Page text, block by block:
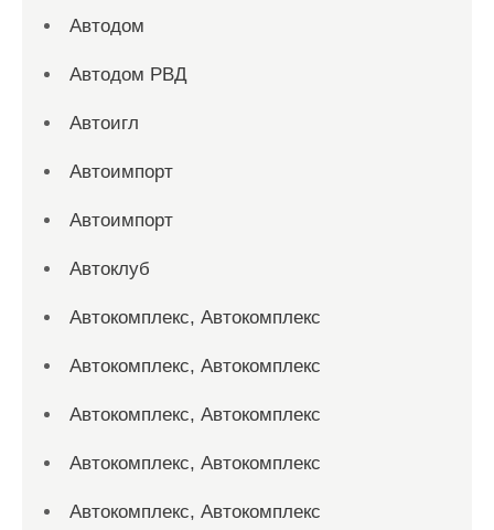
Автодом
Автодом РВД
Автоигл
Автоимпорт
Автоимпорт
Автоклуб
Автокомплекс, Автокомплекс
Автокомплекс, Автокомплекс
Автокомплекс, Автокомплекс
Автокомплекс, Автокомплекс
Автокомплекс, Автокомплекс